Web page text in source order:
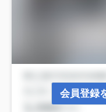
会員登録